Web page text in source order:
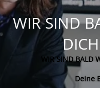
WIR SIND
WIR SIND BALD
Deine